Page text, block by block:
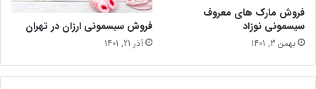
فروش مارک های معروف
سیسمونی نوزاد
بهمن 3, 1401
فروش سیسمونی ارزان در تهران
آذر 21, 1401